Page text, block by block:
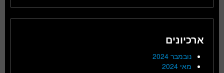
ארכיונים
נובמבר 2024
מאי 2024